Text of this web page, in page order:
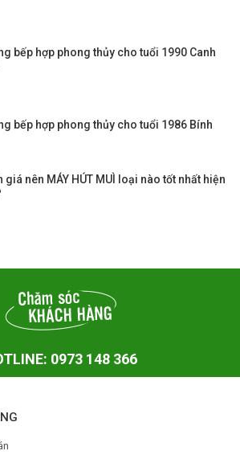
bếp hợp phong thủy cho tuổi 1990 Canh
bếp hợp phong thủy cho tuổi 1986 Bính
giá nên MÁY HÚT MUÌ loại nào tốt nhất hiện
0973 148 366